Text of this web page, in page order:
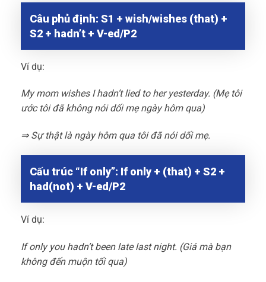
Câu phủ định: S1 + wish/wishes (that) +
S2 + hadn’t + V-ed/P2
Ví dụ:
My mom wishes I hadn’t lied to her yesterday. (Mẹ tôi
ước tôi đã không nói dối mẹ ngày hôm qua)
⇒ Sự thật là ngày hôm qua tôi đã nói dối mẹ.
Cấu trúc “If only”: If only + (that) + S2 +
had(not) + V-ed/P2
Ví dụ:
If only you hadn’t been late last night. (Giá mà bạn
không đến muộn tối qua)